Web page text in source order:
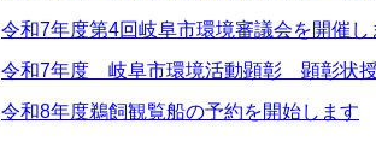
令和7年度第4回岐阜市環境審議会を開催し
令和7年度 岐阜市環境活動顕彰 顕彰状
令和8年度鵜飼観覧船の予約を開始します